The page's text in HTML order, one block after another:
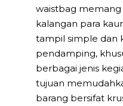
waistbag
kalangan para
tampil simple dan
pendamping,
berbagai jenis
tujuan
barang bersifat